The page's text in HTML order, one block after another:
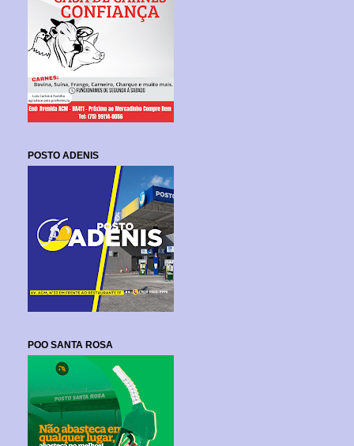
POSTO ADENIS
POO SANTA ROSA